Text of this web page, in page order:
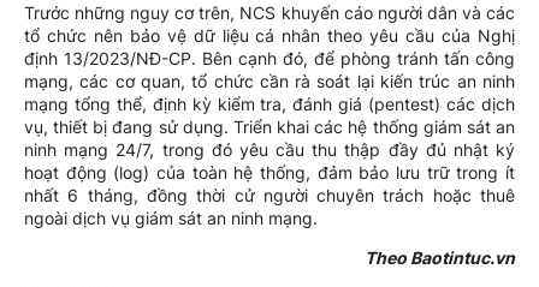
Trước những nguy cơ trên, NCS khuyến cáo người dân và các
tổ chức nên bảo vệ dữ liệu cá nhân theo yêu cầu của Nghị
định 13/2023/NĐ-CP. Bên cạnh đó, để phòng tránh tấn công
mạng, các cơ quan, tổ chức cần rà soát lại kiến trúc an ninh
mạng tổng thể, định kỳ kiểm tra, đánh giá (pentest) các dịch
vụ, thiết bị đang sử dụng. Triển khai các hệ thống giám sát an
ninh mạng 24/7, trong đó yêu cầu thu thập đầy đủ nhật ký
hoạt động (log) của toàn hệ thống, đảm bảo lưu trữ trong ít
nhất 6 tháng, đồng thời cử người chuyên trách hoặc thuê
ngoài dịch vụ giám sát an ninh mạng.
Theo Baotintuc.vn